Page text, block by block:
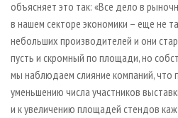
объясняет это так: «Все дело в
в нашем секторе экономики – еще не
небольших производителей и они
пусть и скромный по площади, но
мы наблюдаем слияние компаний, что
уменьшению числа участников
и к увеличению площадей стендов